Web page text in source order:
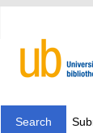
Search